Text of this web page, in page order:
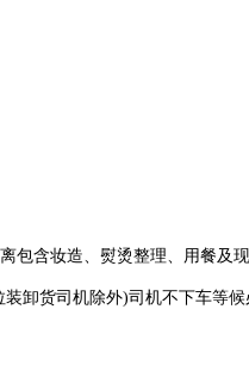
包含妆造、熨烫整理、用餐及
卸货司机除外)司机不下车等